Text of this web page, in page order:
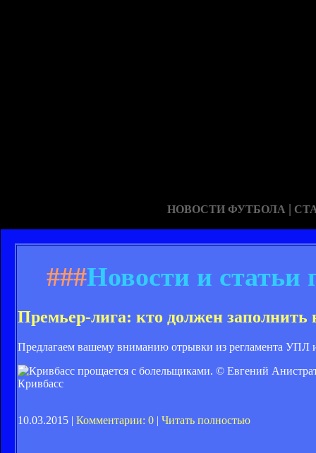
НОВОСТИ ФУТБОЛА |
###Новости и статьи
Премьер-лига: кто должен заполнить
Предлагаем вашему вниманию отрывки из регламента УПЛ
Кривбасс
10.03.2015 | Комментарии: 0 | Читать полностью